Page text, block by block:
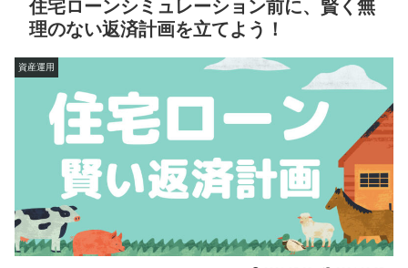
住宅ローンシミュレーション前に、賢く無
理のない返済計画を立てよう！
資産運用